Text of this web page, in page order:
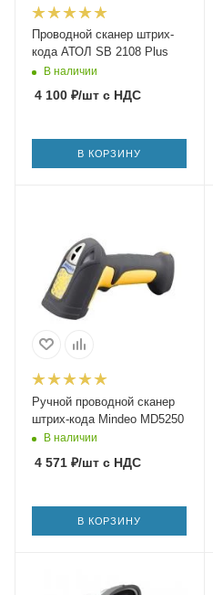
Проводной сканер штрих-
кода АТОЛ SB 2108 Plus
В наличии
4 100 ₽/шт с НДС
В КОРЗИНУ
Ручной проводной сканер
штрих-кода Mindeo MD5250
В наличии
4 571 ₽/шт с НДС
В КОРЗИНУ